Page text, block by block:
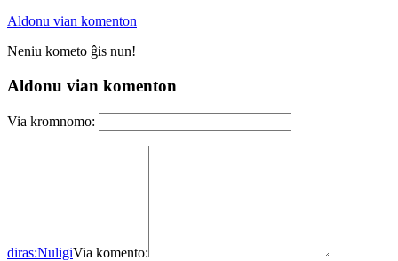
Aldonu vian komenton
Neniu kometo ĝis nun!
Aldonu vian komenton
Via kromnomo:
diras:NuligiVia komento: